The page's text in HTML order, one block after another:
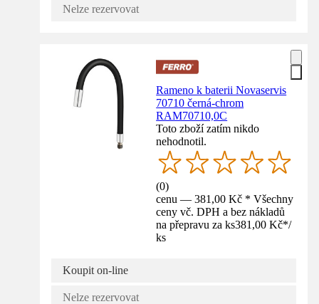
Nelze rezervovat
Rameno k baterii Novaservis
70710 černá-chrom
RAM70710,0C
Toto zboží zatím nikdo
nehodnotil.
(0)
cenu — 381,00 Kč * Všechny
ceny vč. DPH a bez nákladů
na přepravu za ks381,00 Kč*/
ks
Koupit on-line
Nelze rezervovat